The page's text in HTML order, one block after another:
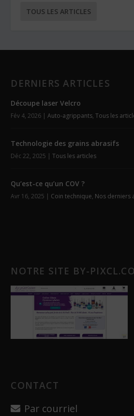
TOUS LES ARTICLES
DERNIERS ARTICLES
Découpe laser Velcro
Fév 4, 2026 |Auto-agrippants,Tous les
Technologie des grains abrasifs
Déc 22, 2025 |Tous les articles
Qu’est-ce qu’un COV ?
Avr 16, 2025 | Coin technique, Nos derniers
NOTRE SITE BY-
CONTACT
Par courriel